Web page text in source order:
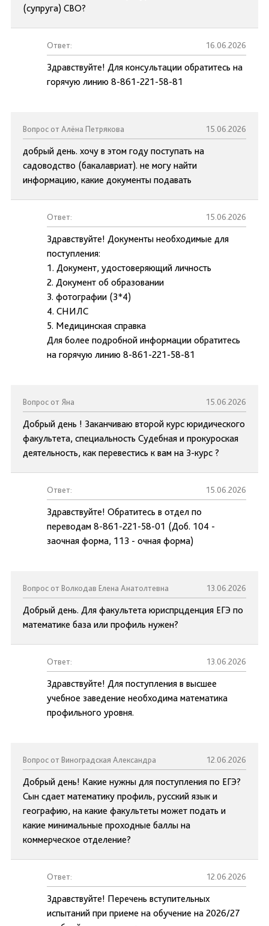
(супруга) СВО?
Ответ: 16.06.2026
Здравствуйте! Для консультации обратитесь на
горячую линию 8-861-221-58-81
Вопрос от Алёна Петрякова 15.06.2026
добрый день. хочу в этом году поступать на
садоводство (бакалавриат). не могу найти
информацию, какие документы подавать
Ответ: 15.06.2026
Здравствуйте! Документы необходимые для
поступления:
1. Документ, удостоверяющий личность
2. Документ об образовании
3. фотографии (3*4)
4. СНИЛС
5. Медицинская справка
Для более подробной информации обратитесь
на горячую линию 8-861-221-58-81
Вопрос от Яна 15.06.2026
Добрый день ! Заканчиваю второй курс юридического
факультета, специальность Судебная и прокуроская
деятельность, как перевестись к вам на 3-курс ?
Ответ: 15.06.2026
Здравствуйте! Обратитесь в отдел по
переводам 8-861-221-58-01 (Доб. 104 -
заочная форма, 113 - очная форма)
Вопрос от Волкодав Елена Анатолтевна 13.06.2026
Добрый день. Для факультета юриспрцденция ЕГЭ по
математике база или профиль нужен?
Ответ: 13.06.2026
Здравствуйте! Для поступления в высшее
учебное заведение необходима математика
профильного уровня.
Вопрос от Виноградская Александра 12.06.2026
Добрый день! Какие нужны для поступления по ЕГЭ?
Сын сдает математику профиль, русский язык и
географию, на какие факультеты может подать и
какие минимальные проходные баллы на
коммерческое отделение?
Ответ: 12.06.2026
Здравствуйте! Перечень вступительных
испытаний при приеме на обучение на 2026/27